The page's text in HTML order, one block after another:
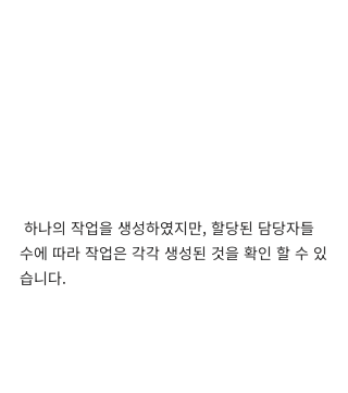
수에 따라 작업은 각각 생성된 것을 확인 할 수 있
습니다.